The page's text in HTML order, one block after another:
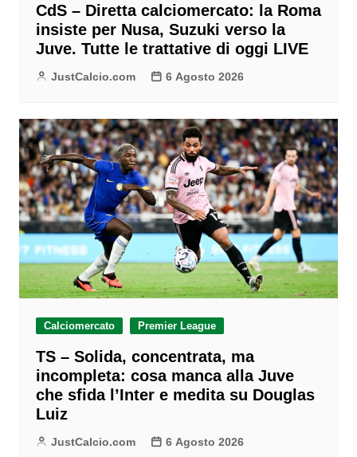
CdS – Diretta calciomercato: la Roma
insiste per Nusa, Suzuki verso la
Juve. Tutte le trattative di oggi LIVE
JustCalcio.com 6 Agosto 2026
Calciomercato Premier League
TS – Solida, concentrata, ma
incompleta: cosa manca alla Juve
che sfida l’Inter e medita su Douglas
Luiz
JustCalcio.com 6 Agosto 2026